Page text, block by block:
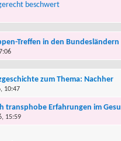
beschwert
Treffen in den Bundesländern
zum Thema: Nachher
10:47
transphobe Erfahrungen im
15:59